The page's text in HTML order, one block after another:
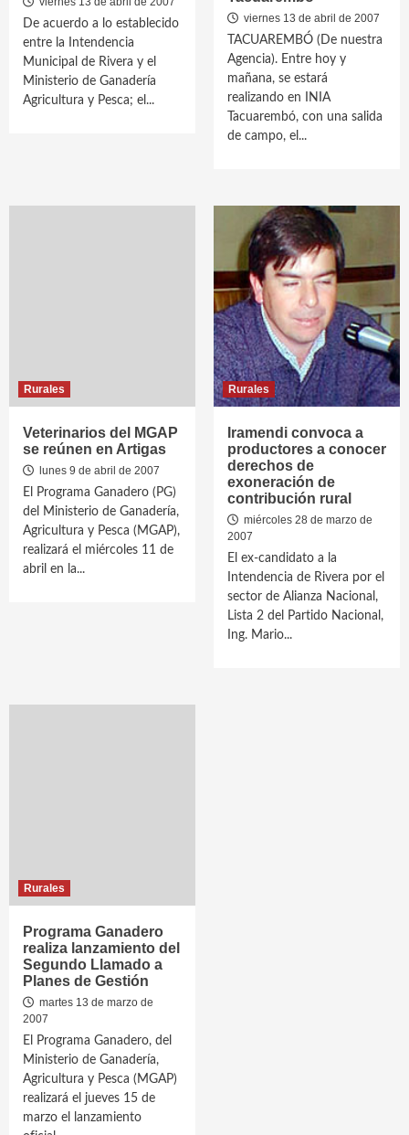
De acuerdo a lo establecido
entre la Intendencia
Municipal de Rivera y el
Ministerio de Ganadería
Agricultura y Pesca; el...
viernes 13 de abril de 2007
TACUAREMBÓ (De nuestra
Agencia). Entre hoy y
mañana, se estará
realizando en INIA
Tacuarembó, con una salida
de campo, el...
Rurales
Veterinarios del MGAP
se reúnen en Artigas
lunes 9 de abril de 2007
El Programa Ganadero (PG)
del Ministerio de Ganadería,
Agricultura y Pesca (MGAP),
realizará el miércoles 11 de
abril en la...
Rurales
Iramendi convoca a
productores a conocer
derechos de
exoneración de
contribución rural
miércoles 28 de marzo de
2007
El ex-candidato a la
Intendencia de Rivera por el
sector de Alianza Nacional,
Lista 2 del Partido Nacional,
Ing. Mario...
Rurales
Programa Ganadero
realiza lanzamiento del
Segundo Llamado a
Planes de Gestión
martes 13 de marzo de
2007
El Programa Ganadero, del
Ministerio de Ganadería,
Agricultura y Pesca (MGAP)
realizará el jueves 15 de
marzo el lanzamiento